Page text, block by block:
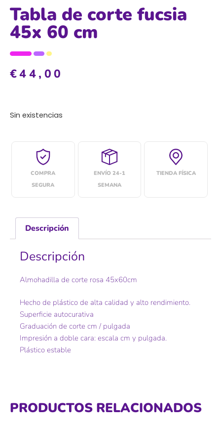
Tabla de corte fucsia
45x 60 cm
€44,00
Sin existencias
COMPRA
SEGURA
ENVÍO 24-1
SEMANA
TIENDA FÍSICA
Descripción
Descripción
Almohadilla de corte rosa 45x60cm
Hecho de plástico de alta calidad y alto rendimiento.
Superficie autocurativa
Graduación de corte cm / pulgada
Impresión a doble cara: escala cm y pulgada.
Plástico estable
PRODUCTOS RELACIONADOS